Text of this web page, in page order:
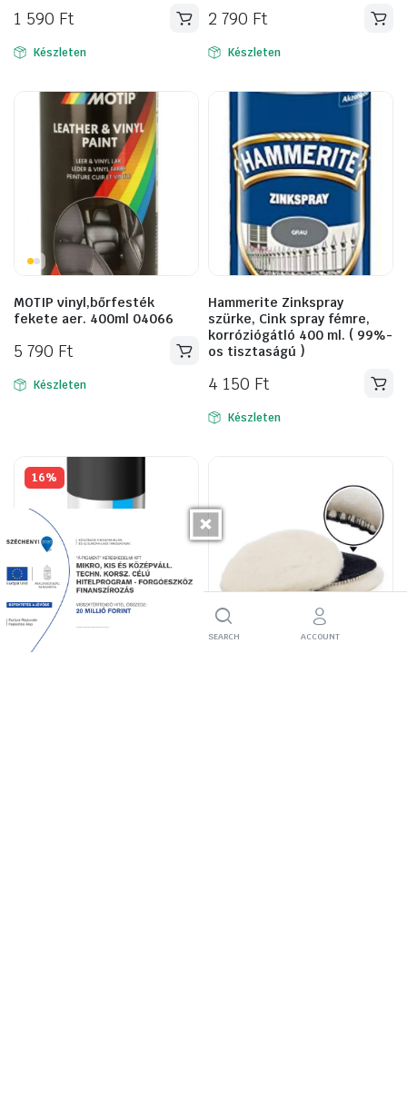
1 590 Ft
Készleten
2 790 Ft
Készleten
MOTIP vinyl,bőrfesték
fekete aer. 400ml 04066
5 790 Ft
Készleten
Hammerite Zinkspray
szürke, Cink spray fémre,
korróziógátló 400 ml. ( 99%-
os tisztaságú )
4 150 Ft
Készleten
16%
HOME SEARCH ACCOUNT